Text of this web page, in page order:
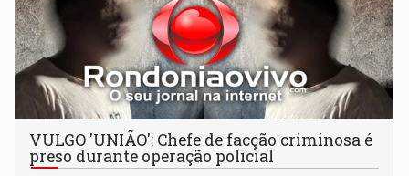
VULGO 'UNIÃO': Chefe de facção criminosa é
preso durante operação policial